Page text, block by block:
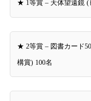
★ 1等賞 – 天体望遠鏡 (
★ 2等賞 – 図書カード
構賞) 100名